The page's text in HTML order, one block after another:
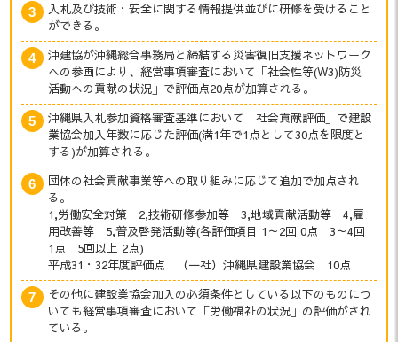
入札及び技術・安全に関する情報提供並びに研修を受けること
ができる。
沖建協が沖縄総合事務局と締結する災害復旧支援ネットワーク
への参画により、経営事項審査において「社会性等(W3)防災
活動への貢献の状況」で評価点20点が加算される。
沖縄県入札参加資格審査基準において「社会貢献評価」で建設
業協会加入年数に応じた評価(満1年で1点として30点を限度と
する)が加算される。
団体の社会貢献事業等への取り組みに応じて追加で加点され
る。
1,労働安全対策 2,技術研修参加等 3,地域貢献活動等 4,雇
用改善等 5,普及啓発活動等(各評価項目 1～2回 0点 3～4回
1点 5回以上 2点)
平成31・32年度評価点 （一社）沖縄県建設業協会 10点
その他に建設業協会加入の必須条件としている以下のものにつ
いても経営事項審査において「労働福祉の状況」の評価がされ
ている。